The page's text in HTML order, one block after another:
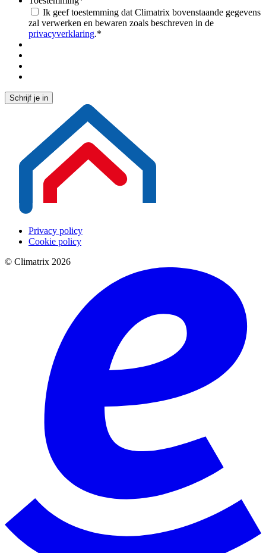
Ik geef toestemming dat Climatrix bovenstaande gegevens
zal verwerken en bewaren zoals beschreven in de
privacyverklaring.*
Privacy policy
Cookie policy
© Climatrix 2026